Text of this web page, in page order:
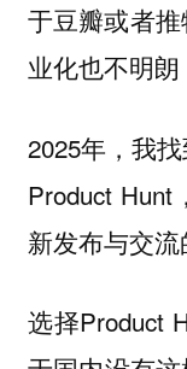
于豆瓣或者
业化也不明朗
2025年，我
Product
新发布与交流
选择Product